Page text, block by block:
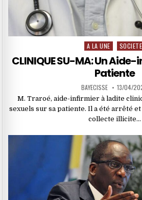
Posted
in
A LA UNE SOCIETE
CLINIQUE SU-MA: Un
Patiente
BAYECISSE 13/04/
M. Traroé, aide-infirmier à ladite
sexuels sur sa patiente. Il a été arrêté
collecte illicite…